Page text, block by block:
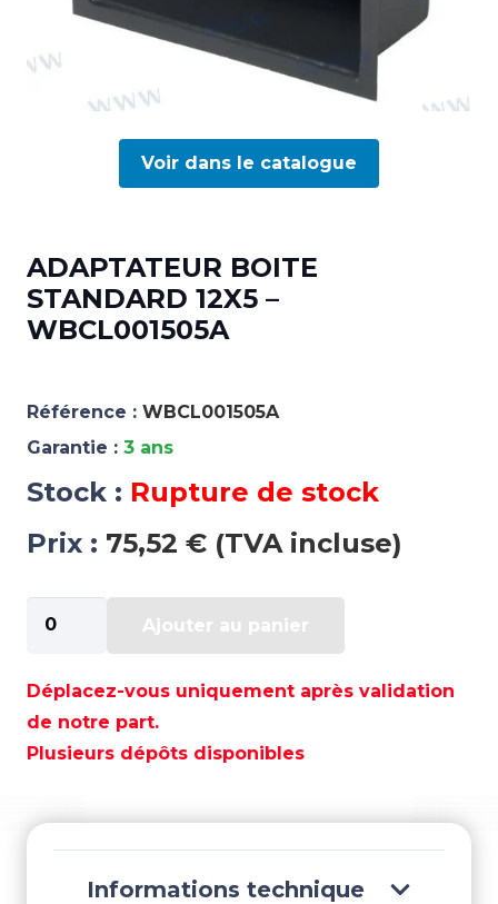
Voir dans le catalogue
ADAPTATEUR BOITE
STANDARD 12X5 –
WBCL001505A
Référence : WBCL001505A
Garantie : 3 ans
Stock : Rupture de stock
Prix : 75,52 € (TVA incluse)
de
BOITE
STANDARD
12X5
Ajouter au panier
Déplacez-vous uniquement après validation
de notre part.
Plusieurs dépôts disponibles
Informations technique